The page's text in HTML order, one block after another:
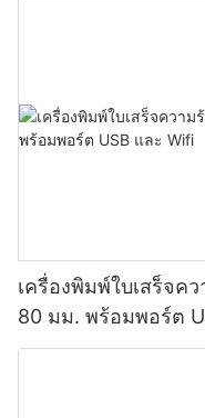
เครื่องพิมพ์ใบเสร็จค
80 มม. พร้อมพอร์ต